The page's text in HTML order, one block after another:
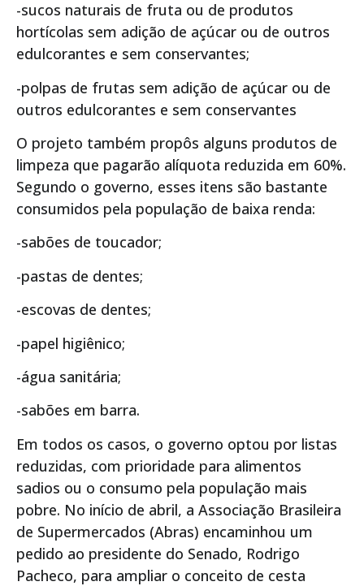
-sucos naturais de fruta ou de produtos
hortícolas sem adição de açúcar ou de outros
edulcorantes e sem conservantes;
-polpas de frutas sem adição de açúcar ou de
outros edulcorantes e sem conservantes
O projeto também propôs alguns produtos de
limpeza que pagarão alíquota reduzida em 60%.
Segundo o governo, esses itens são bastante
consumidos pela população de baixa renda:
-sabões de toucador;
-pastas de dentes;
-escovas de dentes;
-papel higiênico;
-água sanitária;
-sabões em barra.
Em todos os casos, o governo optou por listas
reduzidas, com prioridade para alimentos
sadios ou o consumo pela população mais
pobre. No início de abril, a Associação Brasileira
de Supermercados (Abras) encaminhou um
pedido ao presidente do Senado, Rodrigo
Pacheco, para ampliar o conceito de cesta